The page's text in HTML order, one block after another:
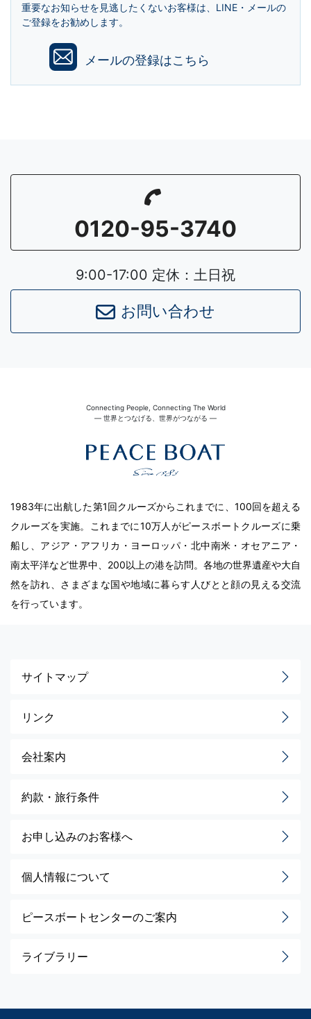
重要なお知らせを見逃したくないお客様は、LINE・メールの
ご登録をお勧めします。
メールの登録はこちら
0120-95-3740
9:00-17:00 定休：土日祝
お問い合わせ
Connecting People, Connecting The World
― 世界とつなげる、世界がつながる ―
1983年に出航した第1回クルーズからこれまでに、100回を超える
クルーズを実施。これまでに10万人がピースボートクルーズに乗
船し、アジア・アフリカ・ヨーロッパ・北中南米・オセアニア・
南太平洋など世界中、200以上の港を訪問。各地の世界遺産や大自
然を訪れ、さまざまな国や地域に暮らす人びとと顔の見える交流
を行っています。
サイトマップ
リンク
会社案内
約款・旅行条件
お申し込みのお客様へ
個人情報について
ピースボートセンターのご案内
ライブラリー